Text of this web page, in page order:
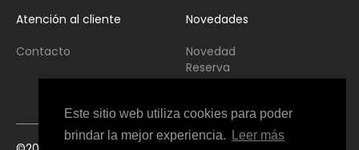
Este sitio web utiliza cookies para poder
brindar la mejor experiencia.
Leer más
Atención al cliente
Contacto
Novedades
Novedad
Reserva
Usado